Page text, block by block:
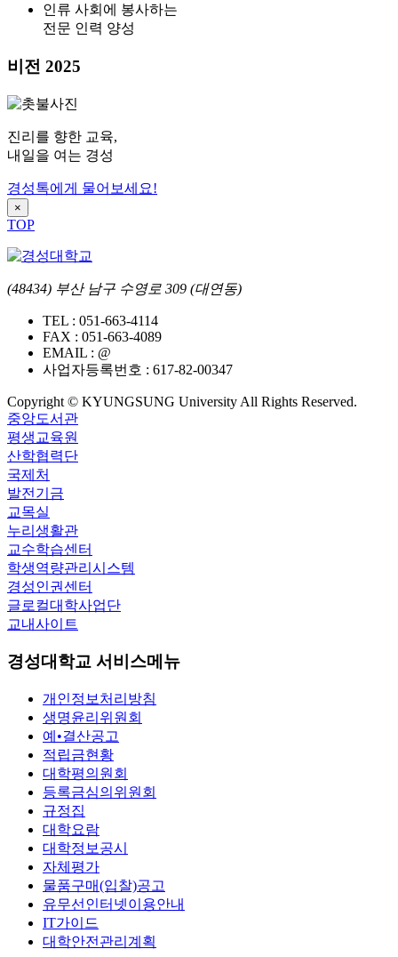
인류 사회에 봉사하는
전문 인력 양성
비전 2025
진리를 향한 교육,
내일을 여는 경성
경성톡에게 물어보세요!
×
TOP
(48434) 부산 남구 수영로 309 (대연동)
TEL : 051-663-4114
FAX : 051-663-4089
EMAIL : @
사업자등록번호 : 617-82-00347
Copyright © KYUNGSUNG University All Rights Reserved.
중앙도서관
평생교육원
산학협력단
국제처
발전기금
교목실
누리생활관
교수학습센터
학생역량관리시스템
경성인권센터
글로컬대학사업단
교내사이트
경성대학교 서비스메뉴
개인정보처리방침
생명윤리위원회
예•결산공고
적립금현황
대학평의원회
등록금심의위원회
규정집
대학요람
대학정보공시
자체평가
물품구매(입찰)공고
유무선인터넷이용안내
IT가이드
대학안전관리계획